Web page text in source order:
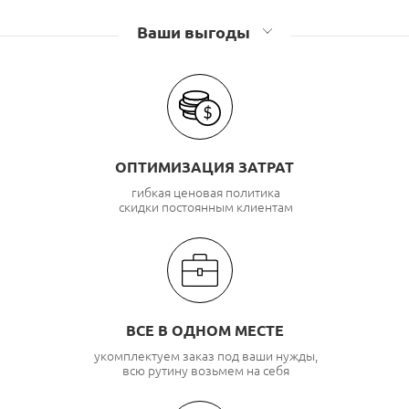
Ваши выгоды
ОПТИМИЗАЦИЯ ЗАТРАТ
гибкая ценовая политика
скидки постоянным клиентам
ВСЕ В ОДНОМ МЕСТЕ
укомплектуем заказ под ваши нужды,
всю рутину возьмем на себя